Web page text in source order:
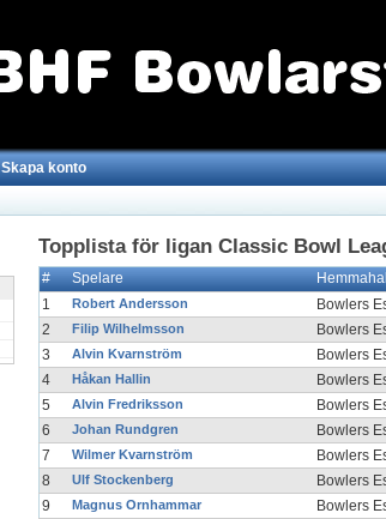
Skapa konto
Topplista för ligan Classic Bowl
# Spelare
1
Robert Andersson Bowlers
2
Filip Wilhelmsson Bowlers
3
Alvin Kvarnström Bowlers
4
Håkan Hallin Bowlers
5
Alvin Fredriksson Bowlers
6
Johan Rundgren Bowlers
7
Wilmer Kvarnström Bowlers
8
Ulf Stockenberg Bowlers
9
Magnus Ornhammar Bowlers